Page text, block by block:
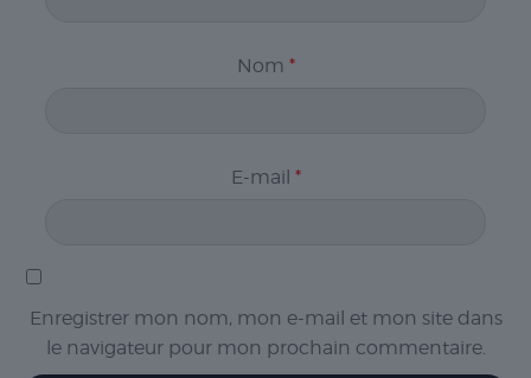
Nom *
E-mail *
Enregistrer mon nom, mon e-mail et mon site dans
le navigateur pour mon prochain commentaire.